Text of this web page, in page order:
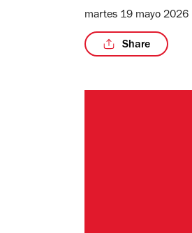
martes 19 mayo 2026
Share